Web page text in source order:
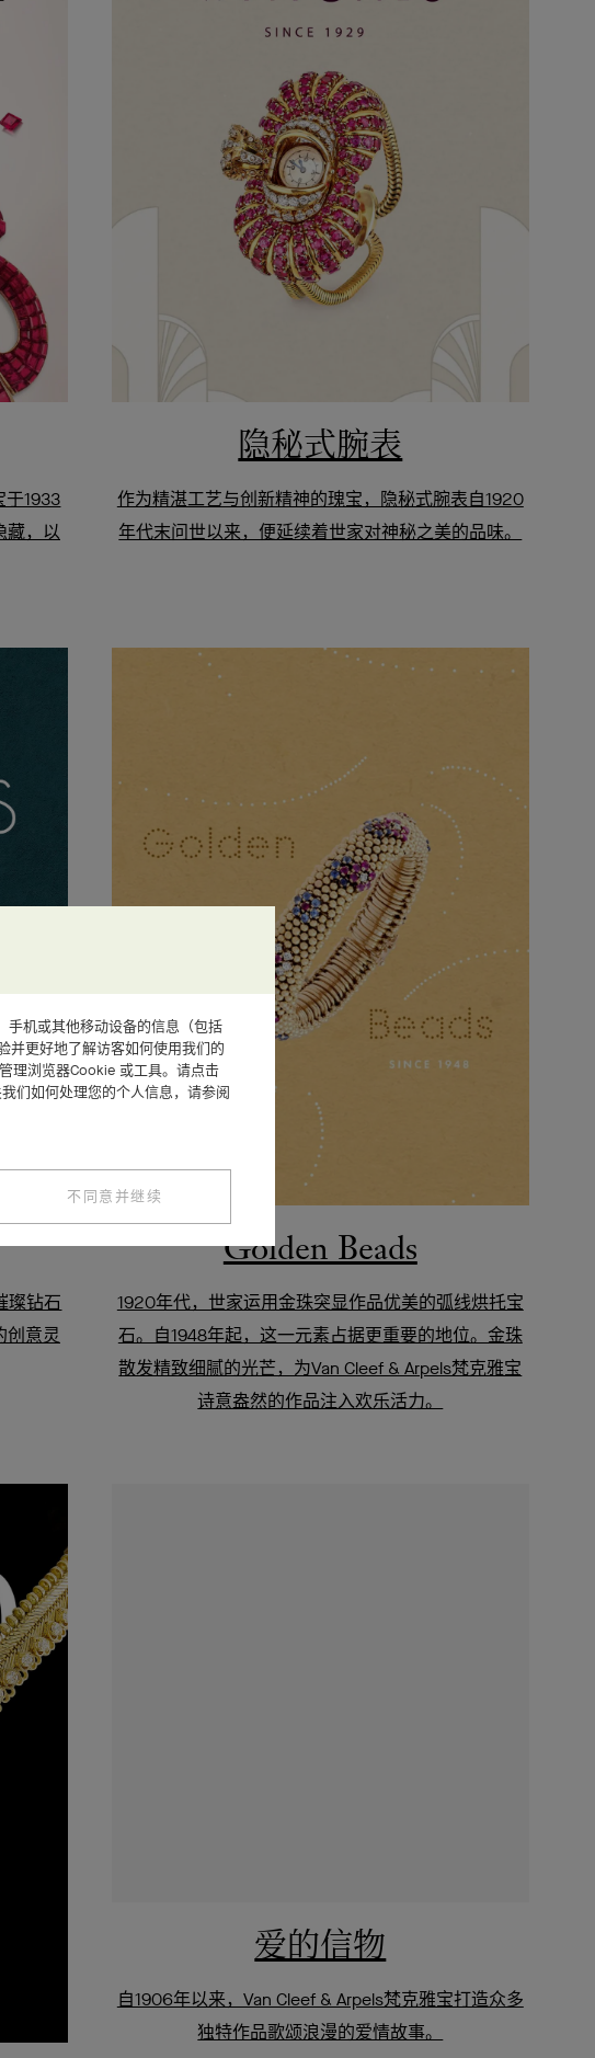
于1933
藏，以
隐秘式腕表
作为精湛工艺与创新精神的瑰宝，隐秘式腕表自1920
年代末问世以来，便延续着世家对神秘之美的品味。
璨钻石
创意灵
Golden Beads
1920年代，世家运用金珠突显作品优美的弧线烘托宝
石。自1948年起，这一元素占据更重要的地位。金珠
散发精致细腻的光芒，为Van Cleef & Arpels梵克雅宝
诗意盎然的作品注入欢乐活力。
手机或其他移动设备的信息（包括
并更好地了解访客如何使用我们的
理浏览器Cookie 或工具。请点击
们如何处理您的个人信息，请参阅
不同意并继续